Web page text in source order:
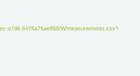
a7d6-6476a76ae868/W/measurements.csv?